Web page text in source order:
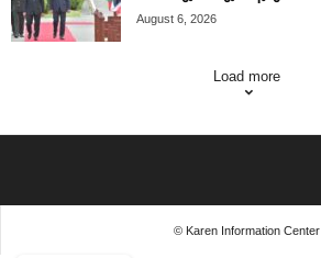
August 6, 2026
Load more
© Karen Information Center